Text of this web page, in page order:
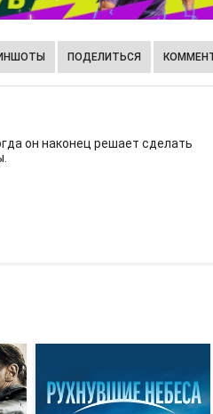
ПОДЕЛИТЬСЯ
он наконец решает сделать